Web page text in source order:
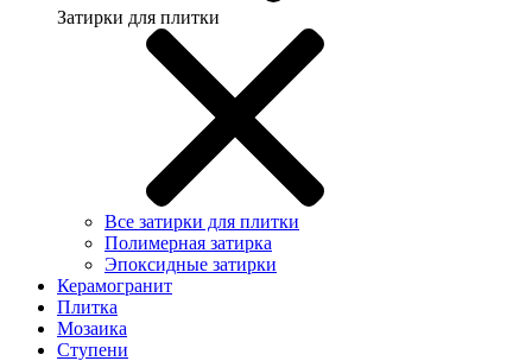
Затирки для плитки
Все затирки для плитки
Полимерная затирка
Эпоксидные затирки
Керамогранит
Плитка
Мозаика
Ступени